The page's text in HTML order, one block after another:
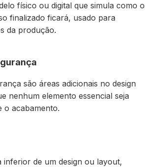
físico ou digital que simula como o
finalizado ficará, usado para
da produção.
são áreas adicionais no design
nenhum elemento essencial seja
o acabamento.
inferior de um design ou layout,